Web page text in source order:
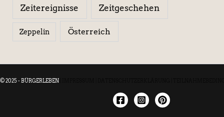
Zeitereignisse Zeitgeschehen
Zeppelin Österreich
© 2025 - BÜRGERLEBEN